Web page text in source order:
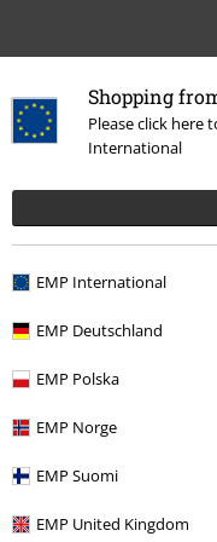
Shopping
Please click here
International
EMP International
EMP Deutschland
EMP Polska
EMP Norge
EMP Suomi
EMP United Kingdom
More categories.
Film & TV Barnkläder
Gaming Kläder Barnkläder
Gaming Barnkläder
Rea % Barn
Film & TV Film & TV